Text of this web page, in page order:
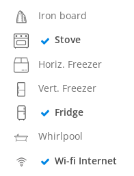
Iron board
Stove
Horiz. Freezer
Vert. Freezer
Fridge
Whirlpool
Wi-fi Internet